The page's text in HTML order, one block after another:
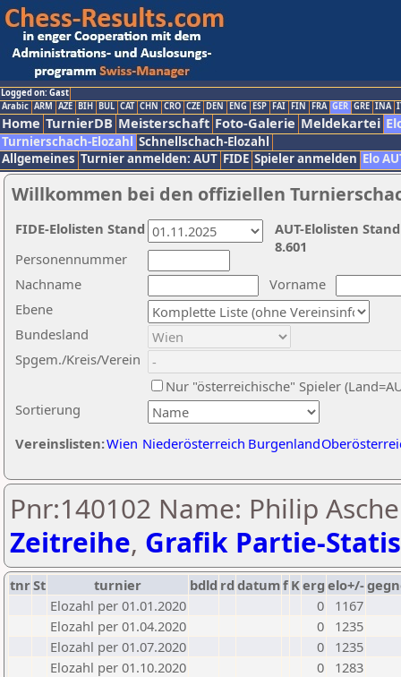
Logged on: Gast
Arabic ARM AZE BIH BUL CAT CHN CRO CZE DEN ENG ESP FAI FIN FRA GER GRE INA
Home TurnierDB Meisterschaft Foto-Galerie Meldekartei
Turnierschach-Elozahl Schnellschach-Elozahl
Allgemeines Turnier anmelden: AUT FIDE Spieler anmelden Elo
Willkommen bei den offiziellen
Nachname
Vorname
Ebene
Sortierung
Personennummer
Bundesland
Spgem./Kreis/Verein
Nur "österreichische" Spieler
Vereinslisten:Wien Niederösterreich Burgenland
AUT-Elolisten
8.601
FIDE-Elolisten Stand
Pnr:140102 Name: Philip
Zeitreihe, Grafik Partie-
tnrSt turnier bdld rd datumf Kerg elo+/-
Elozahl per 01.01.2020
0
1167
Elozahl per 01.04.2020
0
1235
Elozahl per 01.07.2020
0
1235
Elozahl per 01.10.2020
0
1283